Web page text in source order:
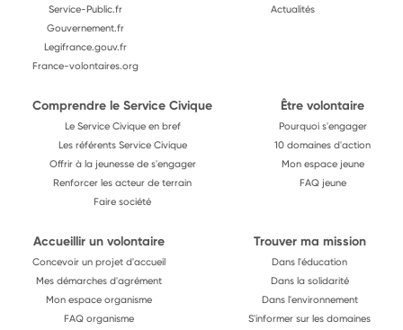
Service-Public.fr
Gouvernement.fr
Legifrance.gouv.fr
France-volontaires.org
Actualités
Comprendre le Service Civique
Le Service Civique en bref
Les référents Service Civique
Offrir à la jeunesse de s'engager
Renforcer les acteur de terrain
Faire société
Être volontaire
Pourquoi s'engager
10 domaines d'action
Mon espace jeune
FAQ jeune
Accueillir un volontaire
Concevoir un projet d'accueil
Mes démarches d'agrément
Mon espace organisme
FAQ organisme
Trouver ma mission
Dans l'éducation
Dans la solidarité
Dans l'environnement
S'informer sur les domaines